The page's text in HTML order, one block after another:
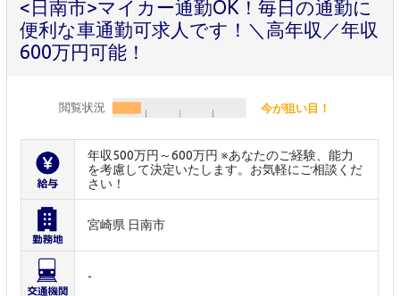
<日南市>マイカー通勤OK！毎日の通勤に
便利な車通勤可求人です！＼高年収／年収
600万円可能！
閲覧状況 今が狙い目！
年収500万円～600万円 ※あなたのご経験、能力
を考慮して決定いたします。お気軽にご相談くだ
さい！
宮崎県 日南市
-